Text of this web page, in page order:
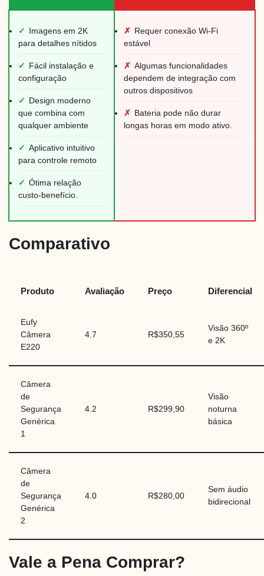
✓
Imagens em 2K
para detalhes nítidos
✓
Fácil instalação e
configuração
✓
Design moderno
que combina com
qualquer ambiente
✓ Aplicativo intuitivo
para controle remoto
✓ Ótima relação
custo-benefício.
✗ Requer conexão Wi-Fi
estável
✗ Algumas funcionalidades
dependem de integração com
outros dispositivos
✗ Bateria pode não durar
longas horas em modo ativo.
Comparativo
Produto Avaliação Preço Diferencial
Eufy
Câmera
E220
4.7 R$350,55
Visão 360º
e 2K
Câmera
de
Segurança
Genérica
1
4.2 R$299,90
Visão
noturna
básica
Câmera
de
Segurança
Genérica
2
4.0 R$280,00
Sem áudio
bidirecional
Vale a Pena Comprar?